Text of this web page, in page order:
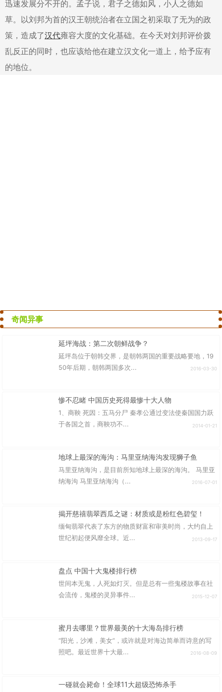
迅速发展分不开的。孟子说，君子之德如风，小人之德如
草。以刘邦为首的汉王朝统治者在立国之初采取了无为的政
策，造成了汉代雍容大度的文化基础。在今天对刘邦评价拨
乱反正的同时，也应该给他在建立汉文化一道上，给予应有
的地位。
奇闻异事
延坪海战：第二次朝鲜战争？
延坪岛位于朝韩交界，是朝韩两国的重要战略要地，19
50年后期，朝韩两国多次...
2016-03-30
惨不忍睹 中国历史死得最惨十大人物
1、商鞅 死因：五马分尸 秦孝公通过变法使秦国国力跃
于各国之首，商鞅功不...
2014-01-21
地球上最深的海沟：马里亚纳海沟发现狮子鱼
马里亚纳海沟，是目前所知地球上最深的海沟。 马里亚
纳海沟 马里亚纳海沟（...
2016-07-01
揭开慈禧翡翠西瓜之谜：材质或是粉红色碧玺！
缅甸翡翠代表了东方的物质财富和审美时尚，大约自上
世纪初起便风靡全球。近...
2013-09-17
盘点 中国十大鬼楼排行榜
世间本无鬼，人死如灯灭。但是总有一些鬼楼故事在社
会流传，鬼楼的灵异事件...
2015-12-07
蜜月去哪里？世界最美的十大海岛排行榜
“阳光，沙滩，美女”，或许就是对海边简单而诗意的写
照吧。最近世界十大最...
2016-08-09
一碰就会毙命！全球11大超级恐怖杀手